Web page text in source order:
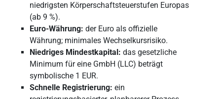
niedrigsten Körperschaftsteuerstufen Europas
(ab 9 %).
Euro-Währung: der Euro als offizielle
Währung; minimales Wechselkursrisiko.
Niedriges Mindestkapital: das gesetzliche
Minimum für eine GmbH (LLC) beträgt
symbolische 1 EUR.
Schnelle Registrierung: ein